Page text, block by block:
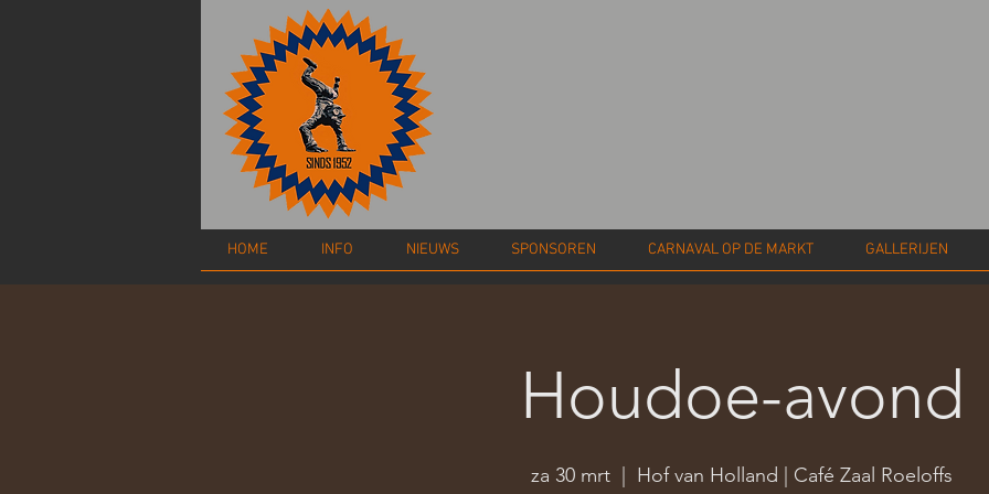
HOME INFO NIEUWS SPONSOREN CARNAVAL OP DE MARKT GALLERIJEN
Houdoe-avond
za 30 mrt Hof van Holland | Café Zaal Roeloffs